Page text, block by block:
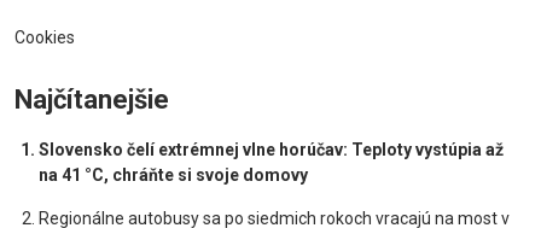
Cookies
Najčítanejšie
Slovensko čelí extrémnej vlne horúčav: Teploty vystúpia až
na 41 °C, chráňte si svoje domovy
Regionálne autobusy sa po siedmich rokoch vracajú na most v